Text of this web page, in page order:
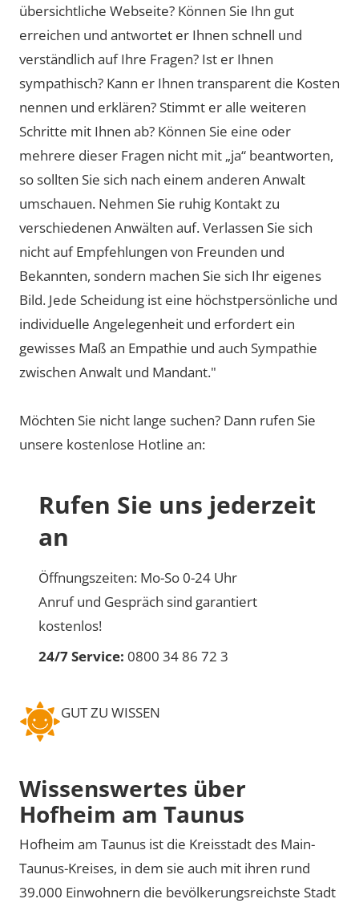
übersichtliche Webseite? Können Sie Ihn gut
erreichen und antwortet er Ihnen schnell und
verständlich auf Ihre Fragen? Ist er Ihnen
sympathisch? Kann er Ihnen transparent die Kosten
nennen und erklären? Stimmt er alle weiteren
Schritte mit Ihnen ab? Können Sie eine oder
mehrere dieser Fragen nicht mit „ja“ beantworten,
so sollten Sie sich nach einem anderen Anwalt
umschauen. Nehmen Sie ruhig Kontakt zu
verschiedenen Anwälten auf. Verlassen Sie sich
nicht auf Empfehlungen von Freunden und
Bekannten, sondern machen Sie sich Ihr eigenes
Bild. Jede Scheidung ist eine höchstpersönliche und
individuelle Angelegenheit und erfordert ein
gewisses Maß an Empathie und auch Sympathie
zwischen Anwalt und Mandant."
Möchten Sie nicht lange suchen? Dann rufen Sie
unsere kostenlose Hotline an:
Rufen Sie uns jederzeit
an
Öffnungszeiten: Mo-So 0-24 Uhr
Anruf und Gespräch sind garantiert
kostenlos!
24/7 Service: 0800 34 86 72 3
GUT ZU WISSEN
Wissenswertes über
Hofheim am Taunus
Hofheim am Taunus ist die Kreisstadt des Main-
Taunus-Kreises, in dem sie auch mit ihren rund
39.000 Einwohnern die bevölkerungsreichste Stadt